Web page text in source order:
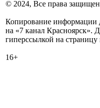
© 2024, Все права
Копирование информации
на «7 канал Красноярск».
гиперссылкой на страницу
16+